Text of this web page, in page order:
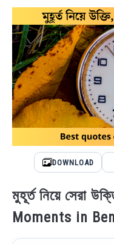
BENGALI LYRICS
BENGALI NAMES
BENGALI STORIES
DOWNLOAD
মুহূর্ত নিয়ে সেরা
Moments in